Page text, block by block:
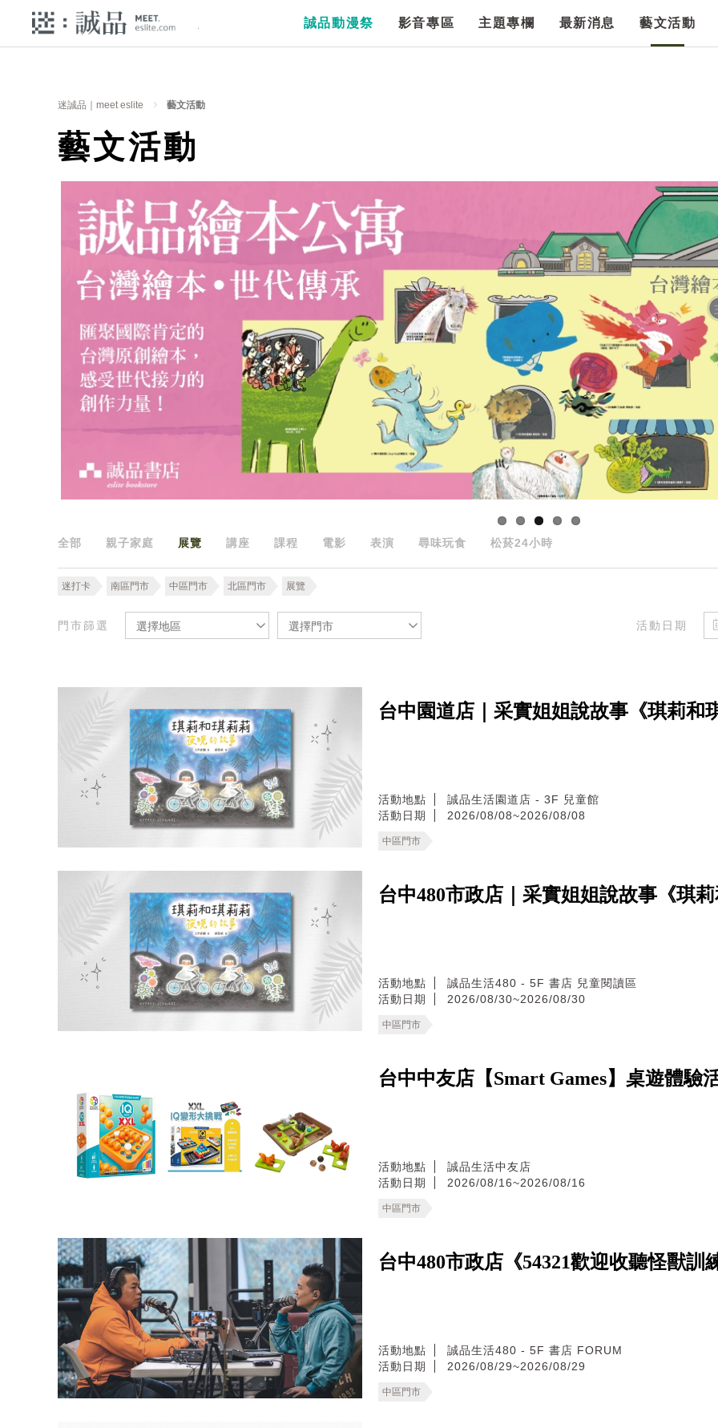
誠品動漫祭 影音專區 主題專欄 最新消息 藝文活動
迷誠品｜meet eslite 藝文活動
藝文活動
全部 親子家庭 展覽 講座 課程 電影 表演 尋味玩食 松菸24小時
迷打卡 南區門市 中區門市 北區門市 展覽
門市篩選 選擇地區 選擇門市 活動日期
台中園道店｜采實姐姐說故事《琪莉和
活動地點
誠品生活園道店 - 3F 兒童館
活動日期
2026/08/08~2026/08/08
中區門市
台中480市政店｜采實姐姐說故事《琪
活動地點
誠品生活480 - 5F 書店 兒童閱讀區
活動日期
2026/08/30~2026/08/30
中區門市
台中中友店【Smart Games】桌遊體驗
活動地點
誠品生活中友店
活動日期
2026/08/16~2026/08/16
中區門市
台中480市政店《54321歡迎收聽怪獸訓
活動地點
誠品生活480 - 5F 書店 FORUM
活動日期
2026/08/29~2026/08/29
中區門市